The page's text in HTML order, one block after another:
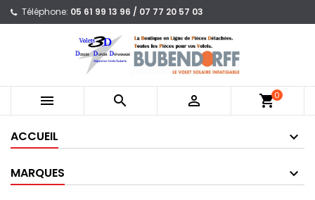
Téléphone: 05 61 99 13 96 / 07 77 20 57 03
   shopping_cart0
ACCUEIL
MARQUES